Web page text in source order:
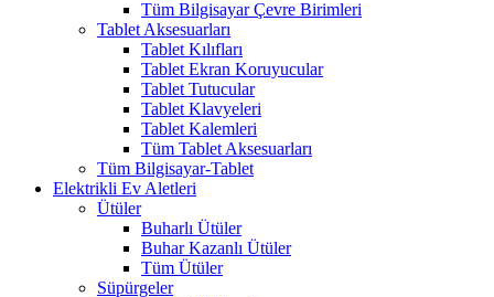
Tüm Bilgisayar Çevre Birimleri
Tablet Aksesuarları
Tablet Kılıfları
Tablet Ekran Koruyucular
Tablet Tutucular
Tablet Klavyeleri
Tablet Kalemleri
Tüm Tablet Aksesuarları
Tüm Bilgisayar-Tablet
Elektrikli Ev Aletleri
Ütüler
Buharlı Ütüler
Buhar Kazanlı Ütüler
Tüm Ütüler
Süpürgeler